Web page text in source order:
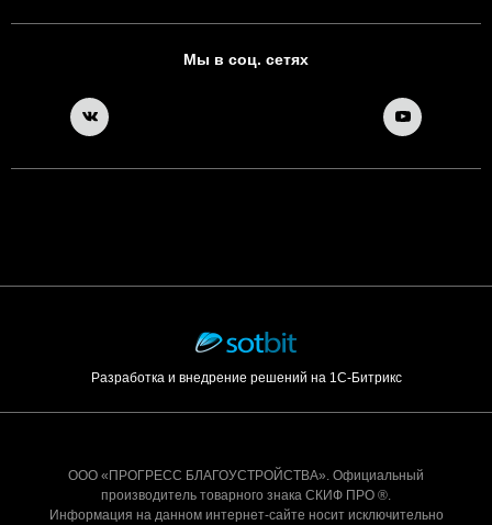
Мы в соц. сетях
Разработка и внедрение решений на 1С-Битрикс
ООО «ПРОГРЕСС БЛАГОУСТРОЙСТВА». Официальный
производитель товарного знака СКИФ ПРО ®.
Информация на данном интернет-сайте носит исключительно